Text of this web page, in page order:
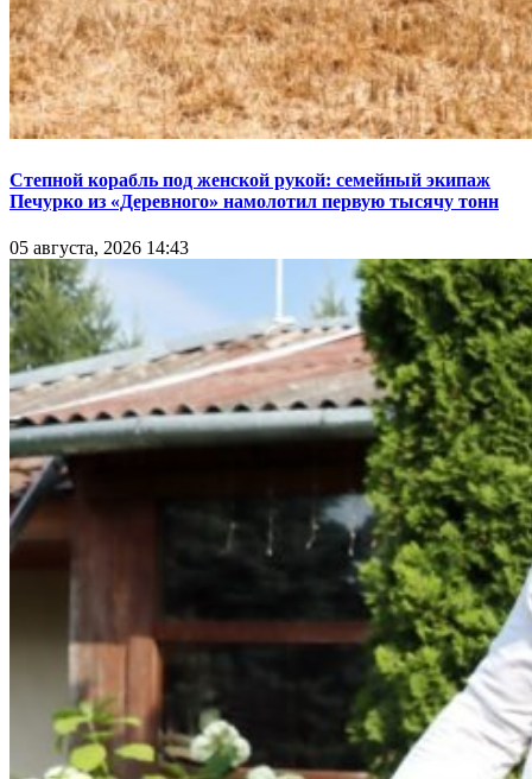
Степной корабль под женской рукой: семейный экипаж
Печурко из «Деревного» намолотил первую тысячу тонн
05 августа, 2026 14:43